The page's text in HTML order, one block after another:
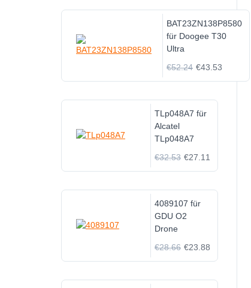
BAT23ZN138P8580
für Doogee T30
Ultra
€52.24 €43.53
TLp048A7 für
Alcatel
TLp048A7
€32.53 €27.11
4089107 für
GDU O2
Drone
€28.66 €23.88